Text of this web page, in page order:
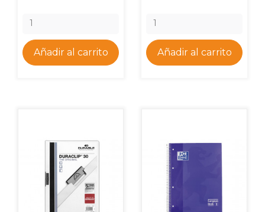
Añadir al carrito Añadir al carrito